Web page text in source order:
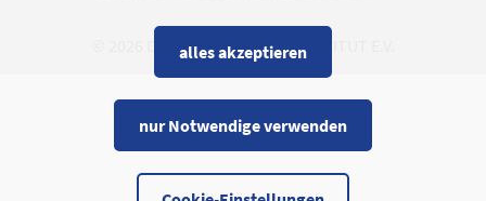
alles akzeptieren
nur Notwendige verwenden
© 2026 DEUTSCHES JUGENDINSTITUT E.V.